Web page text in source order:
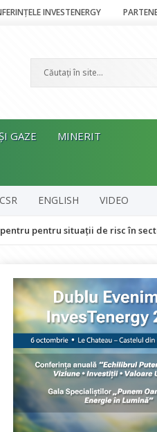
INVESTENERGY
GAZE MINERIT
CSR ENGLISH VIDEO
situații de risc în sectorul